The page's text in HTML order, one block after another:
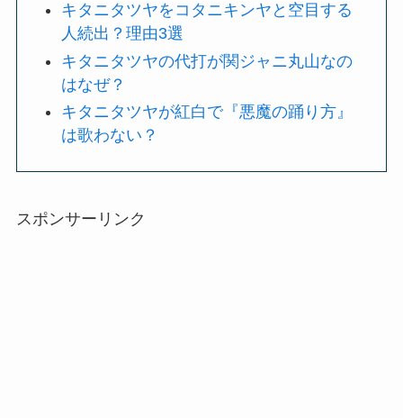
キタニタツヤをコタニキンヤと空目する
人続出？理由3選
キタニタツヤの代打が関ジャニ丸山なの
はなぜ？
キタニタツヤが紅白で『悪魔の踊り方』
は歌わない？
スポンサーリンク